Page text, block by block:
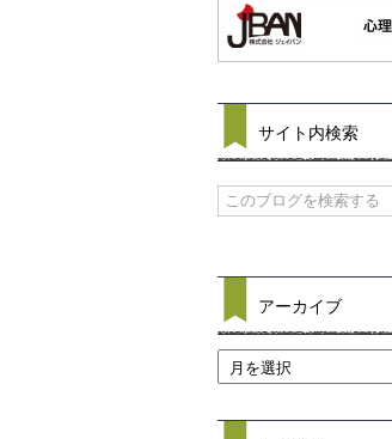
サイト内検索
アーカイブ